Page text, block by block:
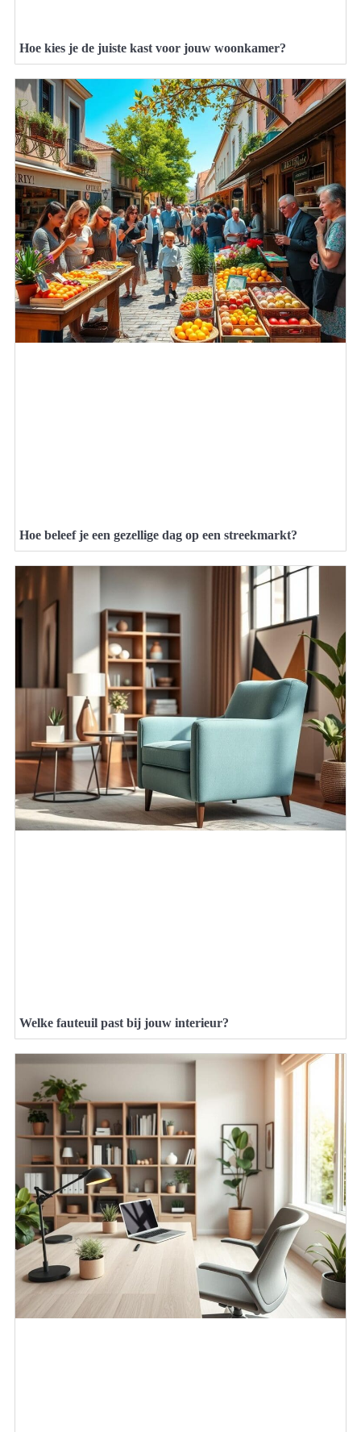
Hoe kies je de juiste kast voor jouw woonkamer?
Hoe beleef je een gezellige dag op een streekmarkt?
Welke fauteuil past bij jouw interieur?